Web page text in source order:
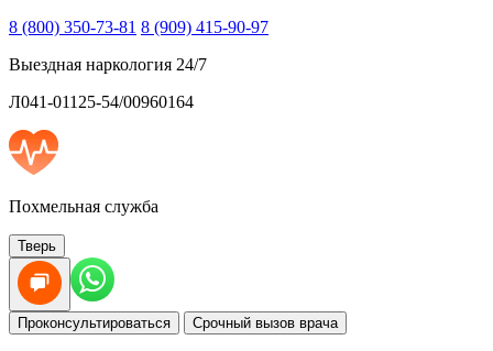
8 (800) 350-73-81 8 (909) 415-90-97
Выездная наркология 24/7
Л041-01125-54/00960164
Похмельная служба
Тверь
Проконсультироваться Срочный вызов врача